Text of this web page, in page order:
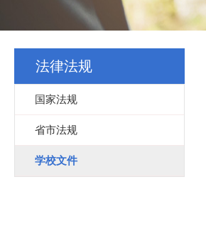
法律法规
国家法规
省市法规
学校文件